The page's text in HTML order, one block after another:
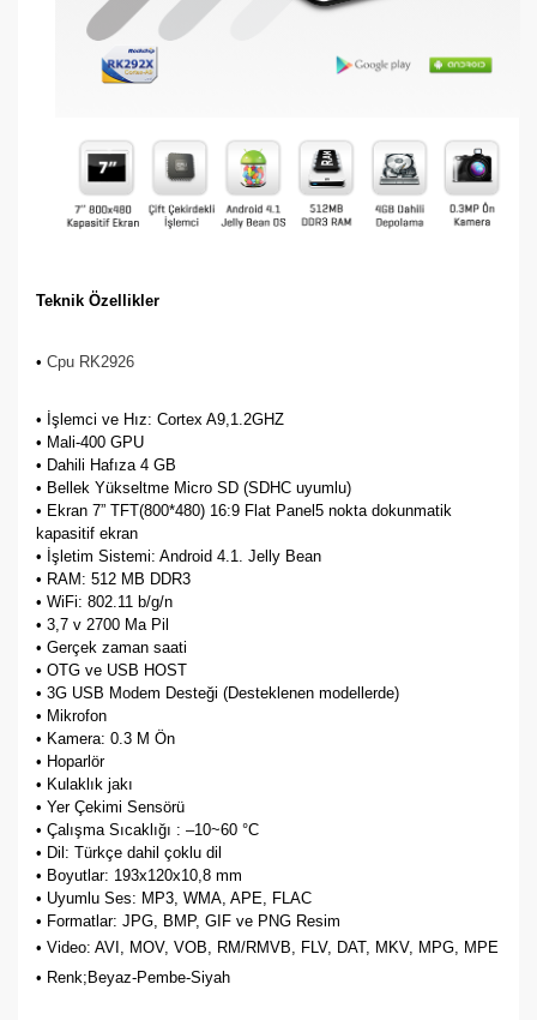
Teknik Özellikler
• Cpu RK2926
• İşlemci ve Hız: Cortex A9,1.2GHZ
• Mali-400 GPU
• Dahili Hafıza 4 GB
• Bellek Yükseltme Micro SD (SDHC uyumlu)
• Ekran 7” TFT(800*480) 16:9 Flat Panel5 nokta dokunmatik
kapasitif ekran
• İşletim Sistemi: Android 4.1. Jelly Bean
• RAM: 512 MB DDR3
• WiFi: 802.11 b/g/n
• 3,7 v 2700 Ma Pil
• Gerçek zaman saati
• OTG ve USB HOST
• 3G USB Modem Desteği (Desteklenen modellerde)
• Mikrofon
• Kamera: 0.3 M Ön
• Hoparlör
• Kulaklık jakı
• Yer Çekimi Sensörü
• Çalışma Sıcaklığı : –10~60 °C
• Dil: Türkçe dahil çoklu dil
• Boyutlar: 193x120x10,8 mm
• Uyumlu Ses: MP3, WMA, APE, FLAC
• Formatlar: JPG, BMP, GIF ve PNG Resim
• Video: AVI, MOV, VOB, RM/RMVB, FLV, DAT, MKV, MPG, MPE
• Renk;Beyaz-Pembe-Siyah